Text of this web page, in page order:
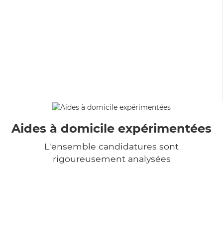
Aides à domicile expérimentées
L'ensemble candidatures sont
rigoureusement analysées